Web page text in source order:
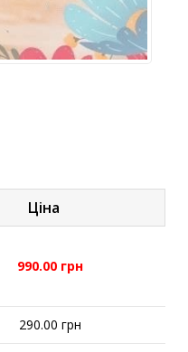
Ціна
990.00 грн
290.00 грн